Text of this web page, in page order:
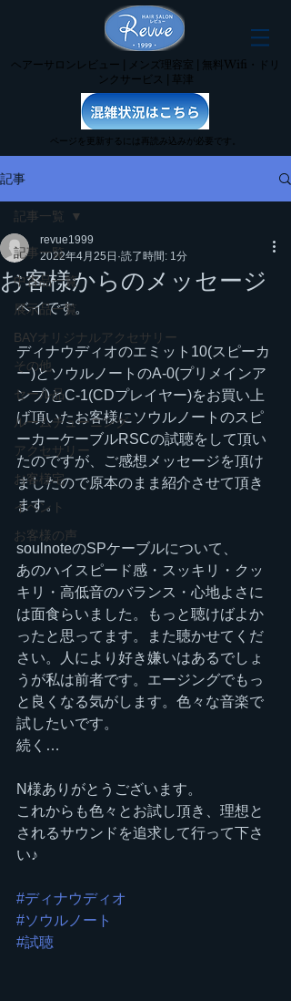
ヘアーサロンレビュー | メンズ理容室 | 無料Wifi・ドリ
ンクサービス | 草津
ページを更新するには再読み込みが必要です。
記事
記事一覧
中古品一覧
展示品一覧
BAYオリジナルアクセサリー
その他
セール品
ルームチューニング
アクセサリー
お客様宅
イベント
お客様の声
記事一覧
お客様からのメッセージ
revue1999
2022年4月25日 読了時間: 1分
ベイです。
ディナウディオのエミット10(スピーカ
ー)とソウルノートのA-0(プリメインア
ンプ)とC-1(CDプレイヤー)をお買い上
げ頂いたお客様にソウルノートのスピ
ーカーケーブルRSCの試聴をして頂い
たのですが、ご感想メッセージを頂け
ましたので原本のまま紹介させて頂き
ます。
soulnoteのSPケーブルについて、
あのハイスピード感・スッキリ・クッ
キリ・高低音のバランス・心地よさに
は面食らいました。もっと聴けばよか
ったと思ってます。また聴かせてくだ
さい。人により好き嫌いはあるでしょ
うが私は前者です。エージングでもっ
と良くなる気がします。色々な音楽で
試したいです。
続く…
N様ありがとうございます。
これからも色々とお試し頂き、理想と
されるサウンドを追求して行って下さ
い♪
#ディナウディオ
#ソウルノート
#試聴